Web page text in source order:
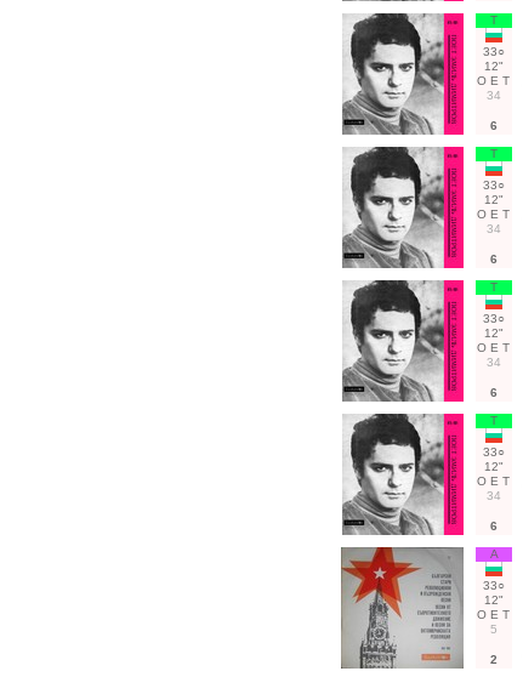
Т
33○
12"
О Е Т
34
6
Т
33○
12"
О Е Т
34
6
Т
33○
12"
О Е Т
34
6
Т
33○
12"
О Е Т
34
6
А
33○
12"
О Е Т
5
2